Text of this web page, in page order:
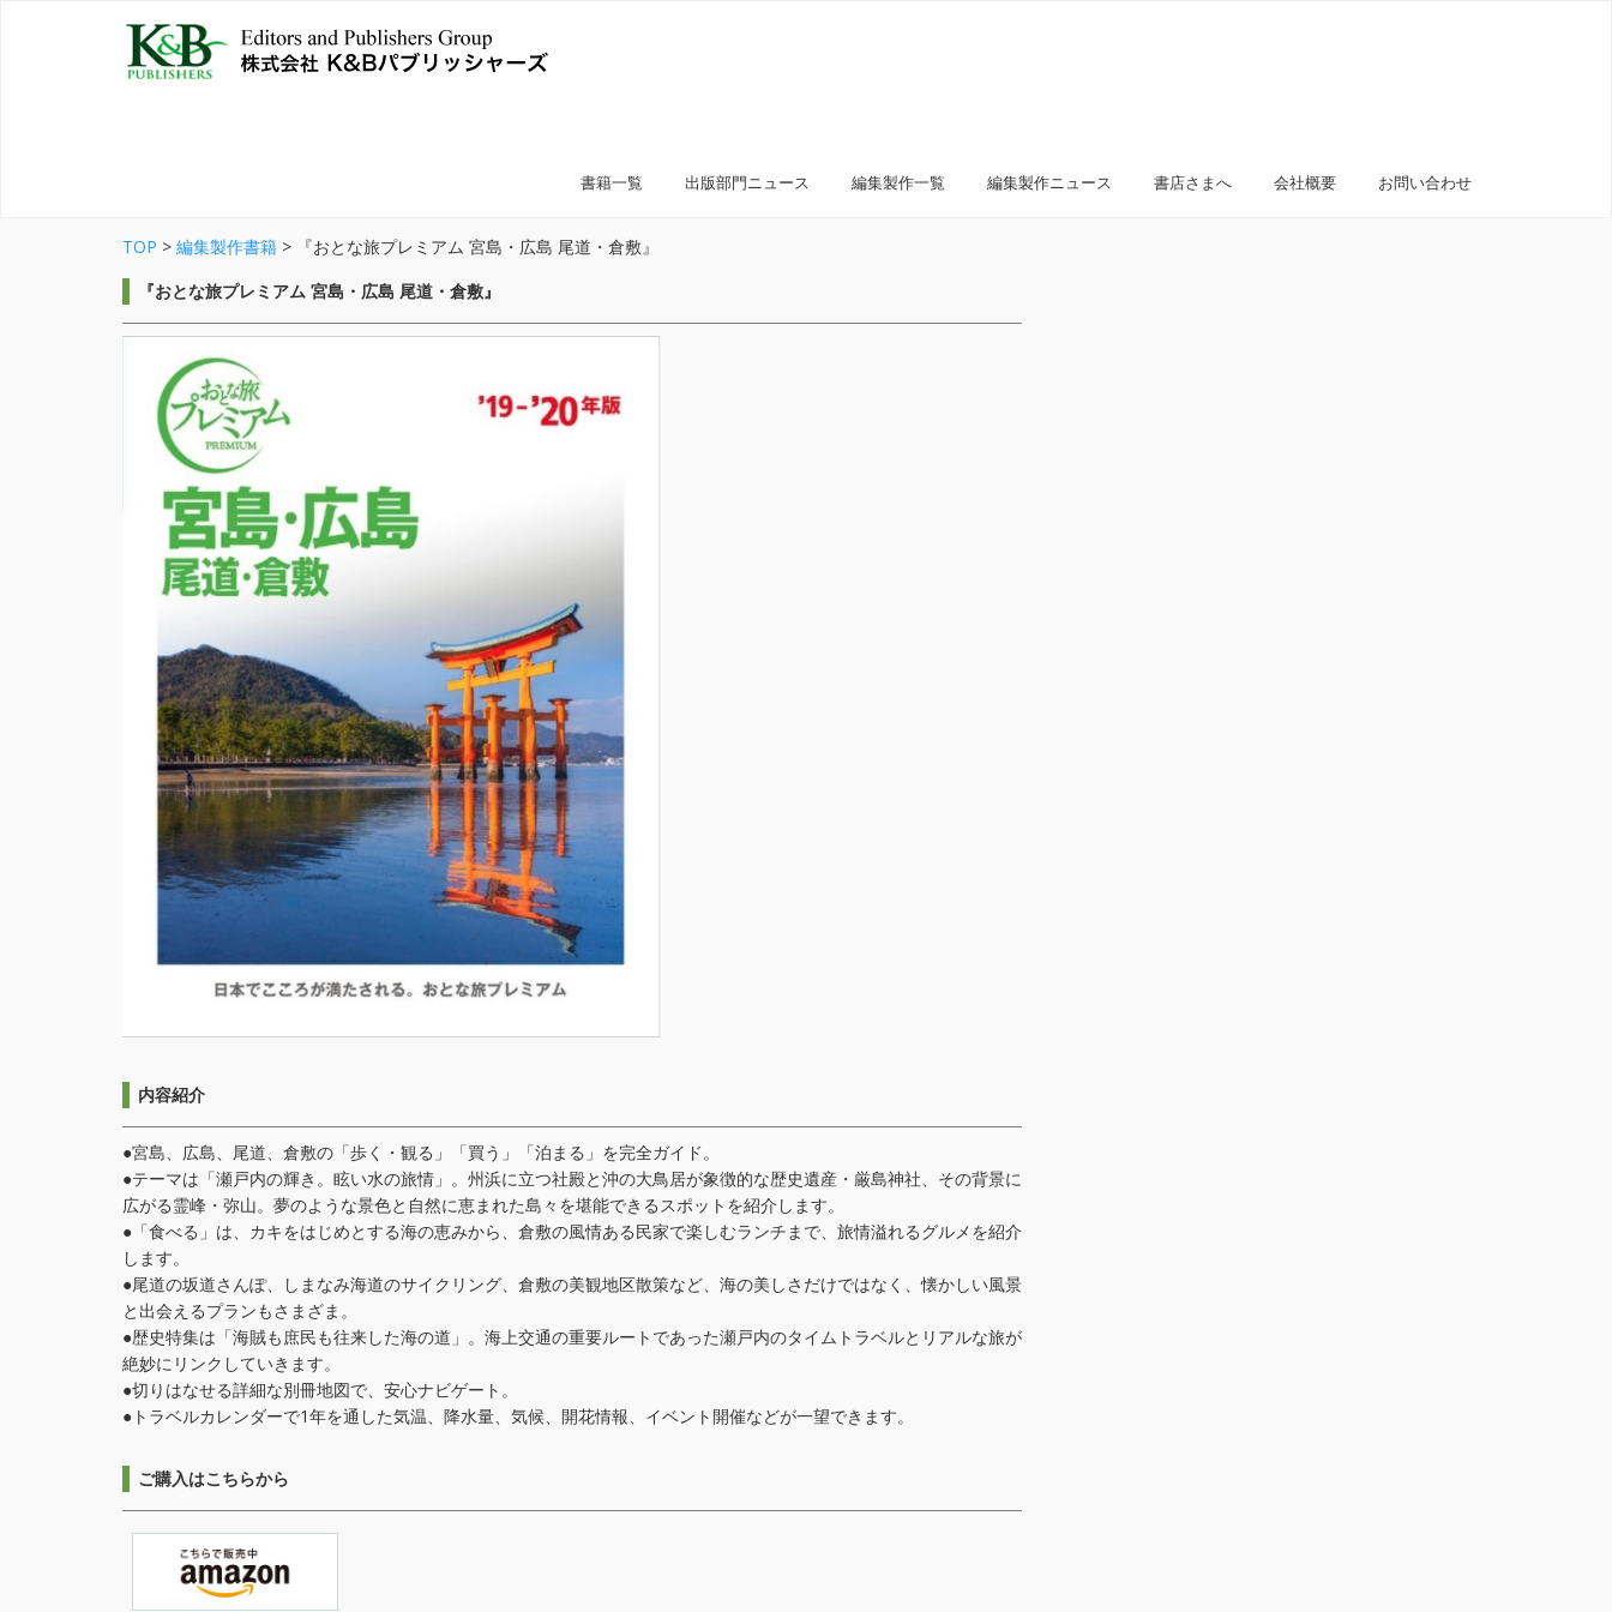
書籍一覧 出版部門ニュース 編集製作一覧 編集製作ニュース 書店さまへ 会社概要 お問い合わせ
TOP > 編集製作書籍 >
『おとな旅プレミアム 宮島・広島 尾道・倉敷』
『おとな旅プレミアム 宮島・広島 尾道・倉敷』
内容紹介
●宮島、広島、尾道、倉敷の「歩く・観る」「買う」「泊まる」を完全ガイド。
●テーマは「瀬戸内の輝き。眩い水の旅情」。州浜に立つ社殿と沖の大鳥居が象徴的な歴史遺産・厳島神社、その背景に
広がる霊峰・弥山。夢のような景色と自然に恵まれた島々を堪能できるスポットを紹介します。
●「食べる」は、カキをはじめとする海の恵みから、倉敷の風情ある民家で楽しむランチまで、旅情溢れるグルメを紹介
します。
●尾道の坂道さんぽ、しまなみ海道のサイクリング、倉敷の美観地区散策など、海の美しさだけではなく、懐かしい風景
と出会えるプランもさまざま。
●歴史特集は「海賊も庶民も往来した海の道」。海上交通の重要ルートであった瀬戸内のタイムトラベルとリアルな旅が
絶妙にリンクしていきます。
●切りはなせる詳細な別冊地図で、安心ナビゲート。
●トラベルカレンダーで1年を通した気温、降水量、気候、開花情報、イベント開催などが一望できます。
ご購入はこちらから